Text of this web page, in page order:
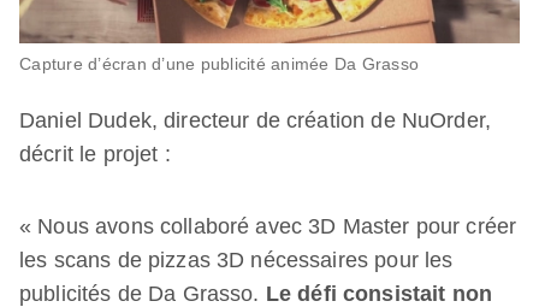
Capture d’écran d’une publicité animée Da Grasso
Daniel Dudek, directeur de création de NuOrder,
décrit le projet :
« Nous avons collaboré avec 3D Master pour créer
les scans de pizzas 3D nécessaires pour les
publicités de Da Grasso. Le défi consistait non